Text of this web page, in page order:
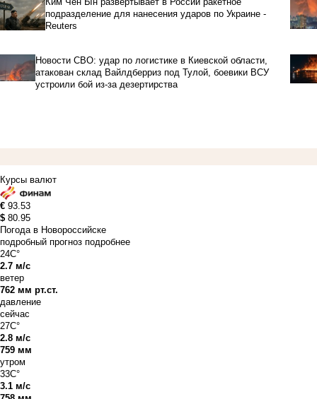
подразделение для нанесения ударов по Украине -
Reuters
Новости СВО: удар по логистике в Киевской области,
атакован склад Вайлдберриз под Тулой, боевики ВСУ
устроили бой из-за дезертирства
Курсы валют
€ 93.53
$ 80.95
Погода в Новороссийске
подробный прогноз подробнее
24C°
2.7 м/с
ветер
762 мм рт.ст.
давление
сейчас
27C°
2.8 м/с
759 мм
утром
33C°
3.1 м/с